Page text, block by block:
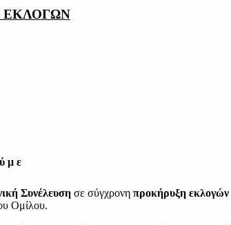
μ ε
Συνέλευση σε σύγχρονη προκήρυξη εκλογών
Ομίλου.